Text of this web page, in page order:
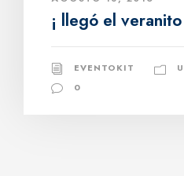
¡ llegó el
EVENTOKIT
0